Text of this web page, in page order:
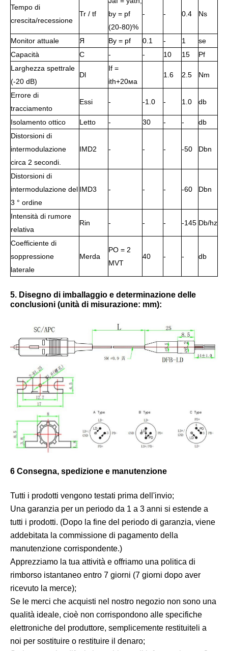
Tempo di
crescita/recessione
Tr / tf
by = pf
(20-80)%
- - 0.4 Ns
Monitor attuale Я By = pf 0.1 - 1
se
Capacità
С - - 10 15
Pf
Larghezza spettrale
(-20 dB)
Dl
If =
ith+20ма
1.6 2.5 Nm
Errore di
tracciamento
Essi - -1.0 - 1.0 db
Isolamento ottico Letto - 30 - -
db
Distorsioni di
intermodulazione
circa 2 secondi.
IMD2 - - - -50 Dbn
Distorsioni di
intermodulazione del
3 ° ordine
IMD3 - - - -60 Dbn
Intensità di rumore
relativa
Rin - - - -145 Db/hz
Coefficiente di
soppressione
laterale
Merda
PO = 2
MVT
40 - - db
5. Disegno di imballaggio e determinazione delle
conclusioni (unità di misurazione: mm):
6 Consegna, spedizione e manutenzione
Tutti i prodotti vengono testati prima dell'invio;
Una garanzia per un periodo da 1 a 3 anni si estende a
tutti i prodotti. (Dopo la fine del periodo di garanzia, viene
addebitata la commissione di pagamento della
manutenzione corrispondente.)
Apprezziamo la tua attività e offriamo una politica di
rimborso istantaneo entro 7 giorni (7 giorni dopo aver
ricevuto la merce);
Se le merci che acquisti nel nostro negozio non sono una
qualità ideale, cioè non corrispondono alle specifiche
elettroniche del produttore, semplicemente restituiteli a
noi per sostituire o restituire il denaro;